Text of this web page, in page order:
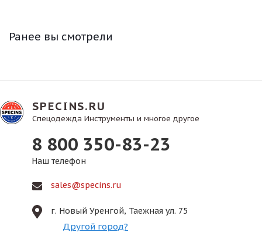
Ранее вы смотрели
SPECINS.RU
Спецодежда Инструменты и многое другое
8 800 350-83-23
Наш телефон
sales@specins.ru
г. Новый Уренгой, Таежная ул. 75
Другой город?